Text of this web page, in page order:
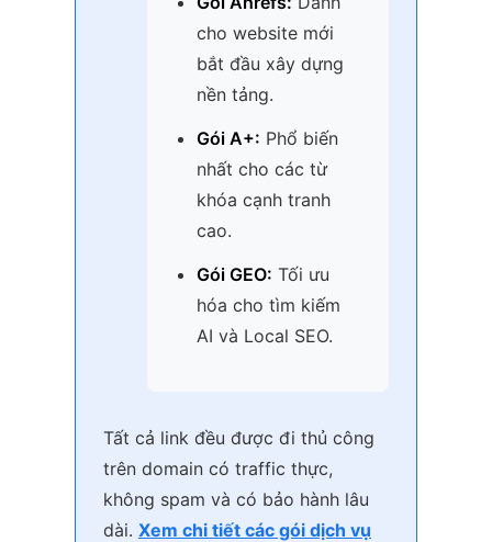
cho website mới
bắt đầu xây dựng
nền tảng.
Gói A+: Phổ biến
nhất cho các từ
khóa cạnh tranh
cao.
Gói GEO: Tối ưu
hóa cho tìm kiếm
AI và Local SEO.
Tất cả link đều được đi thủ công
trên domain có traffic thực,
không spam và có bảo hành lâu
dài. Xem chi tiết các gói dịch vụ